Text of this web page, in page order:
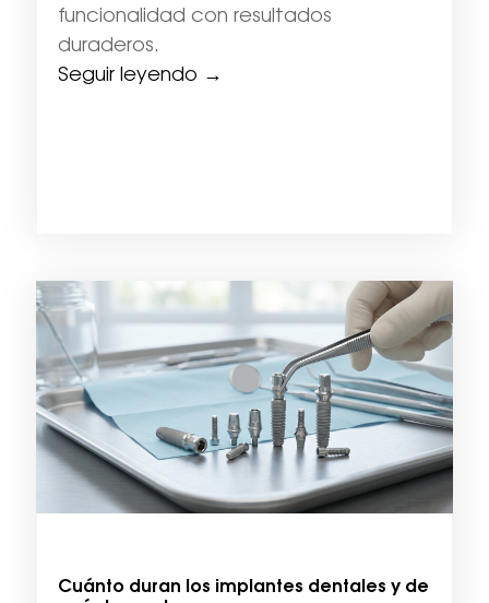
funcionalidad con resultados
duraderos.
Seguir leyendo →
Cuánto duran los implantes dentales y de